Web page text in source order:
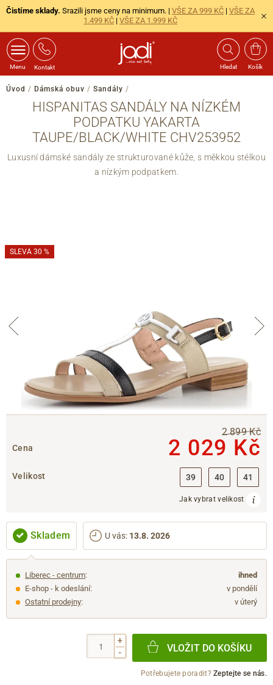
Čistíme sklady. Srazili jsme ceny na minimum. | VŠE ZA 999 KČ | VŠE ZA
1.499 KČ | VŠE ZA 1.999 KČ
Menu Kontakt Hledat Košík
Úvod / Dámská obuv / Sandály /
HISPANITAS SANDÁLY NA NÍZKÉM
PODPATKU YAKARTA
TAUPE/BLACK/WHITE CHV253952
Luxusní dámské sandály ze strukturované kůže, s měkkou stélkou
a nízkým podpatkem.
SLEVA 30 %
Cena
2 899 Kč
2 029 Kč
Velikost 39 40 41
Jak vybrat velikost
Skladem U vás: 13.8. 2026
Liberec - centrum:
ihned
E-shop - k odeslání:
v pondělí
Ostatní prodejny: v úterý
+
-
VLOŽIT DO KOŠÍKU
Potřebujete poradit?Zeptejte se nás.